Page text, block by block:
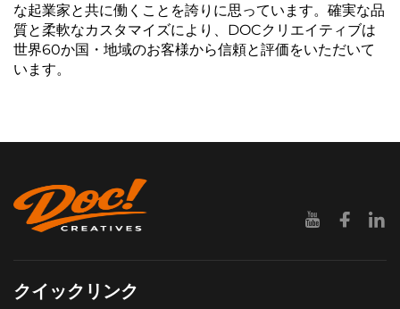
な起業家と共に働くことを誇りに思っています。確実な品
質と柔軟なカスタマイズにより、DOCクリエイティブは
世界60か国・地域のお客様から信頼と評価をいただいて
います。
クイックリンク